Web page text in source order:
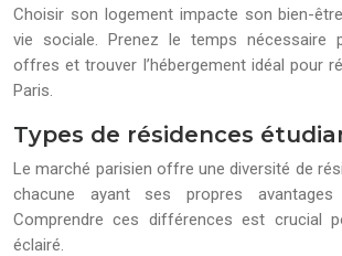
Choisir son logement impacte son bien-
vie sociale. Prenez le temps nécessaire
offres et trouver l’hébergement idéal pour
Paris.
Types de résidences
Le marché parisien offre une diversité de
chacune ayant ses propres avantages
Comprendre ces différences est crucial
éclairé.